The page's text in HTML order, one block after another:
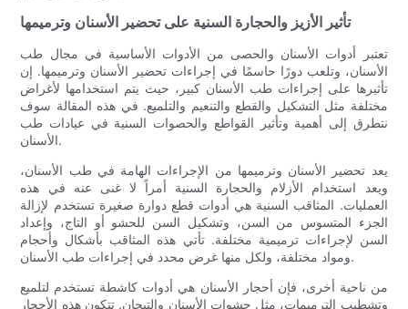
تأثير الأزيز والحجارة السنية على تحضير الأسنان وترميمها
تعتبر أدوات الأسنان والحصى من الأدوات الأساسية في مجال طب
الأسنان، وتلعب دورًا حاسمًا في إجراءات تحضير الأسنان وترميمها. إن
تأثيرها على إجراءات طب الأسنان كبير، حيث يتم استخدامها لأغراض
مختلفة مثل التشكيل والقطع والتنعيم والتلميع. في هذه المقالة سوف
نتطرق إلى أهمية وتأثير القواطع والحصوات السنية في عيادات طب
الأسنان.
يعد تحضير الأسنان وترميمها من الإجراءات الهامة في طب الأسنان،
ويعد استخدام الأزلام والحجارة السنية أمراً لا غنى عنه في هذه
العمليات. المثاقب السنية هي أدوات قطع دوارة صغيرة تستخدم لإزالة
الجزء المتسوس من السن، وتشكيل السن للحشو أو التاج، وإعداد
السن لإجراءات ترميمية مختلفة. تأتي هذه المثاقب بأشكال وأحجام
ومواد مختلفة، ولكل منها غرض محدد في إجراءات طب الأسنان.
من ناحية أخرى، فإن أحجار الأسنان هي أدوات كاشطة تستخدم لتلميع
وتشطيب الترميمات، مثل حشوات الأسنان والتيجان. تتكون هذه الأحجار